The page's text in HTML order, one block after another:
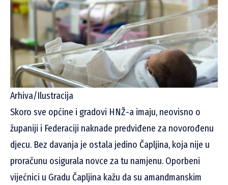
Arhiva/Ilustracija
Skoro sve općine i gradovi HNŽ-a imaju, neovisno o
županiji i Federaciji naknade predviđene za novorođenu
djecu. Bez davanja je ostala jedino Čapljina, koja nije u
proračunu osigurala novce za tu namjenu. Oporbeni
vijećnici u Gradu Čapljina kažu da su amandmanskim